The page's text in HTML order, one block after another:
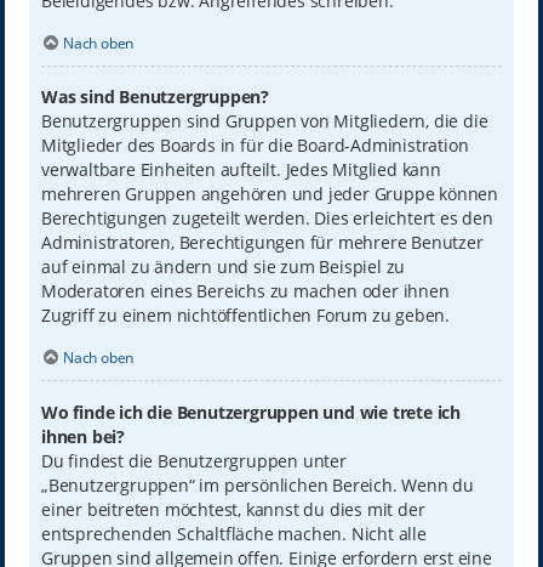
Nach oben
Was sind Benutzergruppen?
Benutzergruppen sind Gruppen von Mitgliedern, die die
Mitglieder des Boards in für die Board-Administration
verwaltbare Einheiten aufteilt. Jedes Mitglied kann
mehreren Gruppen angehören und jeder Gruppe können
Berechtigungen zugeteilt werden. Dies erleichtert es den
Administratoren, Berechtigungen für mehrere Benutzer
auf einmal zu ändern und sie zum Beispiel zu
Moderatoren eines Bereichs zu machen oder ihnen
Zugriff zu einem nichtöffentlichen Forum zu geben.
Nach oben
Wo finde ich die Benutzergruppen und wie trete ich
ihnen bei?
Du findest die Benutzergruppen unter
„Benutzergruppen“ im persönlichen Bereich. Wenn du
einer beitreten möchtest, kannst du dies mit der
entsprechenden Schaltfläche machen. Nicht alle
Gruppen sind allgemein offen. Einige erfordern erst eine